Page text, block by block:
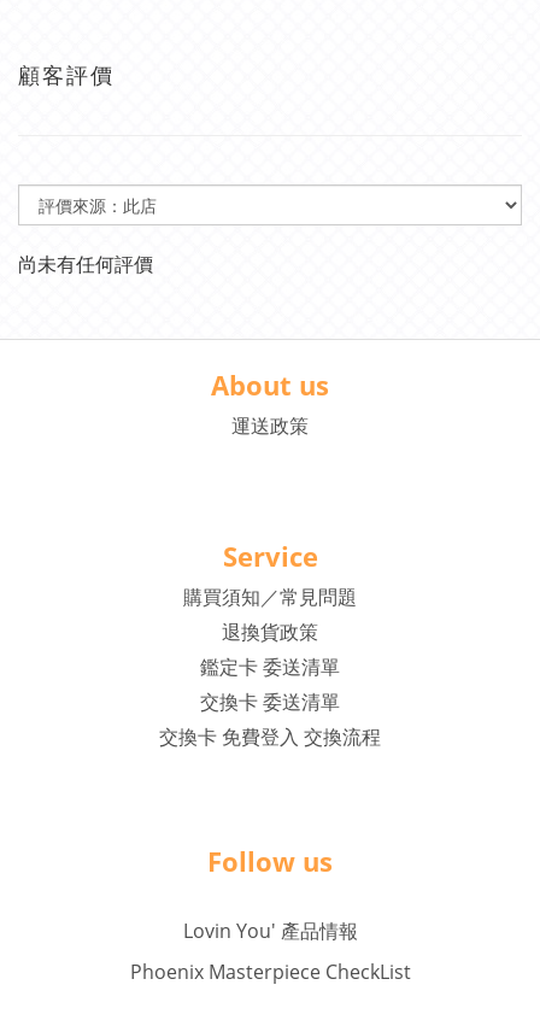
顧客評價
尚未有任何評價
About us
運送政策
Service
購買須知／常見問題
退換貨政策
鑑定卡 委送清單
交換卡 委送清單
交換卡 免費登入 交換流程
Follow us
Lovin You' 產品情報
Phoenix Masterpiece CheckList